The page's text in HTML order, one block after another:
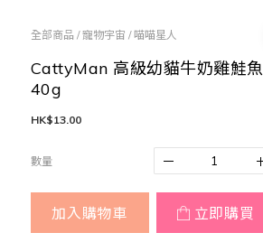
全部商品 /寵物宇宙 /喵喵星人
CattyMan 高級幼貓牛奶雞鮭魚
40g
HK$13.00
數量
加入購物車 立即購買